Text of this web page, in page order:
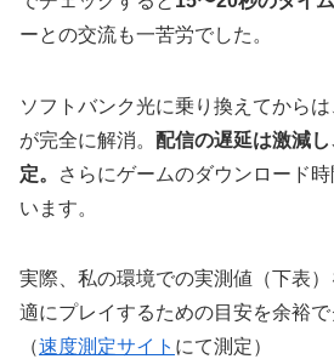
ーとの交流も一苦労でした。
ソフトバンク光に乗り換えてからは
が完全に解消。 配信の遅延は激減
定。
さらにゲームのダウンロード
います。
実際、私の環境での実測値（下表
適にプレイするための目安を余裕で
（速度測定サイト にて測定）